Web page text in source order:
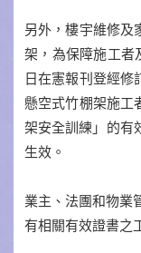
另外，樓宇維修及
架，為保障施工者
日在憲報刊登經修
懸空式竹棚架施工
架安全訓練」的有
生效。
業主、法團和物業
有相關有效證書之